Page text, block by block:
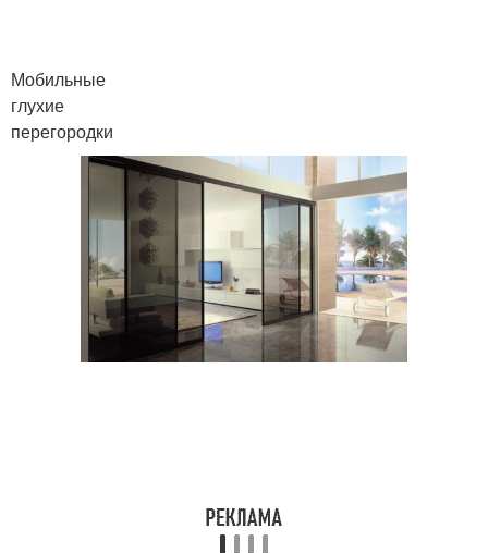
Мобильные
глухие
перегородки